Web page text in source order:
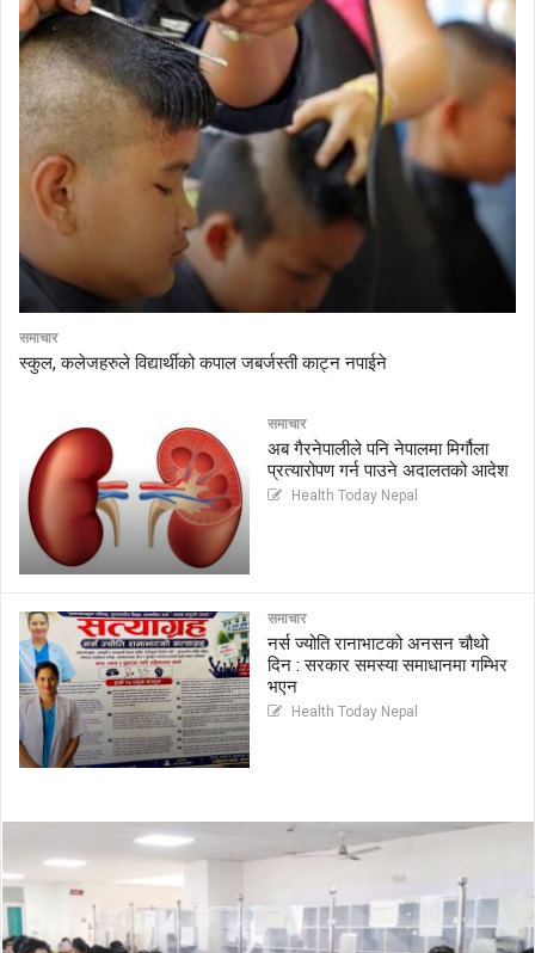
समाचार
स्कुल, कलेजहरुले विद्यार्थीको कपाल जबर्जस्ती काट्न नपाईने
समाचार
अब गैरनेपालीले पनि नेपालमा मिर्गौला
प्रत्यारोपण गर्न पाउने अदालतको आदेश
Health Today Nepal
समाचार
नर्स ज्योति रानाभाटको अनसन चौथो
दिन : सरकार समस्या समाधानमा गम्भिर
भएन
Health Today Nepal